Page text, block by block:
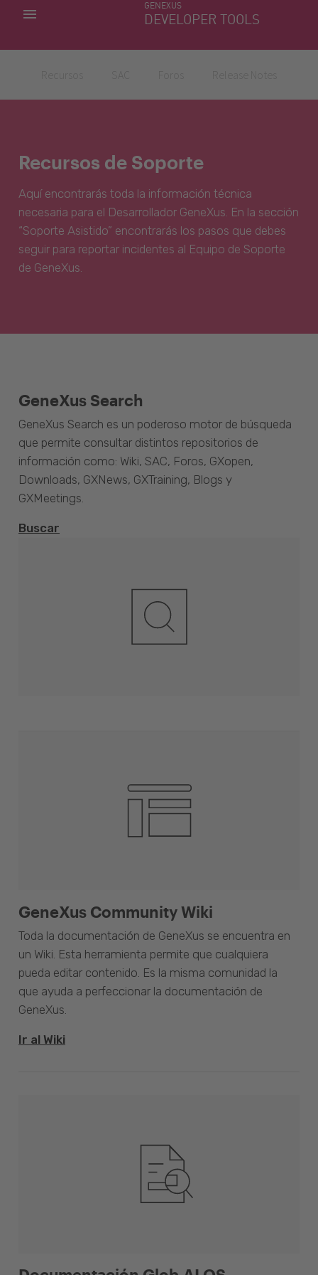
GENEXUS
DEVELOPER TOOLS
MIS APLICACIONES
Recursos de Soporte
Aquí encontrarás toda la información técnica
necesaria para el Desarrollador GeneXus. En la sección
“Soporte Asistido” encontrarás los pasos que debes
seguir para reportar incidentes al Equipo de Soporte
de GeneXus.
GeneXus Community Wiki
Toda la documentación de GeneXus se encuentra en
un Wiki. Esta herramienta permite que cualquiera
pueda editar contenido. Es la misma comunidad la
que ayuda a perfeccionar la documentación de
GeneXus.
Ir al Wiki
GeneXus Search
GeneXus Search es un poderoso motor de búsqueda
que permite consultar distintos repositorios de
información como: Wiki, SAC, Foros, GXopen,
Downloads, GXNews, GXTraining, Blogs y
GXMeetings.
Buscar